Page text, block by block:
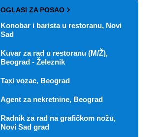
OGLASI ZA POSAO
Konobar i barista u restoranu, Novi
Sad
Kuvar za rad u restoranu (M/Ž),
Beograd - Železnik
Taxi vozac, Beograd
Agent za nekretnine, Beograd
Radnik za rad na grafičkom nožu,
Novi Sad grad